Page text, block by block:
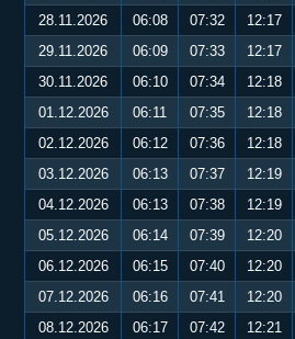
28.11.2026
06:08 07:32 12:17
29.11.2026
06:09 07:33 12:17
30.11.2026
06:10 07:34 12:18
01.12.2026
06:11 07:35 12:18
02.12.2026
06:12 07:36 12:18
03.12.2026
06:13 07:37 12:19
04.12.2026
06:13 07:38 12:19
05.12.2026
06:14 07:39 12:20
06.12.2026
06:15 07:40 12:20
07.12.2026
06:16 07:41 12:20
08.12.2026
06:17 07:42 12:21